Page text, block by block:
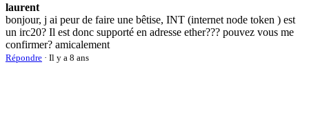
laurent
bonjour, j ai peur de faire une bêtise, INT (internet node token ) est
un irc20? Il est donc supporté en adresse ether??? pouvez vous me
confirmer? amicalement
Répondre · Il y a 8 ans